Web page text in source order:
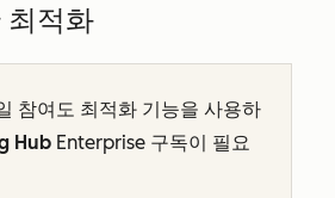
최적화
참여도 최적화 기능을 사용하
Hub Enterprise 구독이 필요